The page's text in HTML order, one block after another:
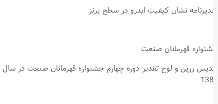
نشان کیفیت ایدرو در سطح برنز
قهرمانان صنعت
زرین و لوح تقدیر دوره چهارم جشنواره قهرمانان صنعت در سال